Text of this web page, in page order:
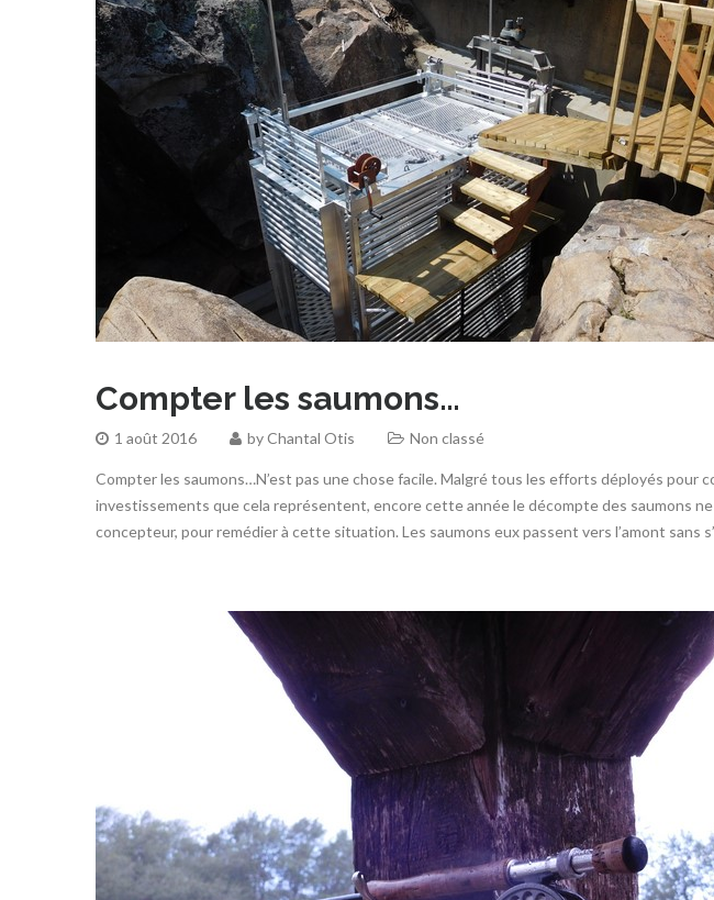
Compter les saumons…
1 août 2016 byChantal Otis Non classé
Compter les saumons…N’est pas une chose facile. Malgré tous les efforts déployés
investissements que cela représentent, encore cette année le décompte des saumons
concepteur, pour remédier à cette situation. Les saumons eux passent vers l’amont sans